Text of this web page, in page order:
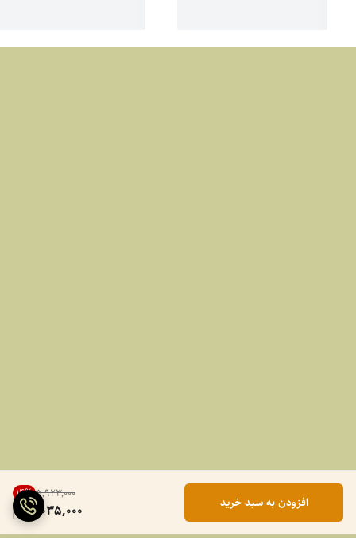
۵٬۹۲۳٬۰۰۰ 14%
5,035,000 افزودن به سبد خرید